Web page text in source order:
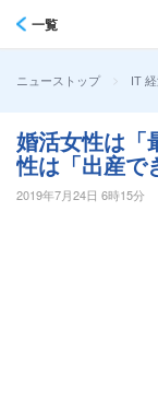
一覧
ニューストップ > IT
婚活女性は「
性は「出産で
2019年7月24日 6時15分